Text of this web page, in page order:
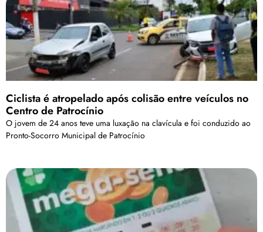
Ciclista é atropelado após colisão entre veículos no
Centro de Patrocínio
O jovem de 24 anos teve uma luxação na clavícula e foi conduzido ao
Pronto-Socorro Municipal de Patrocínio